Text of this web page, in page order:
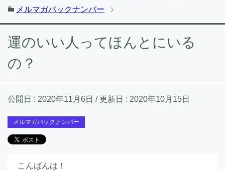
メルマガバックナンバー
運のいい人ってほんとにいる
の？
公開日 : 2020年11月6日 / 更新日 : 2020年10月15日
メルマガバックナンバー
こんばんは！